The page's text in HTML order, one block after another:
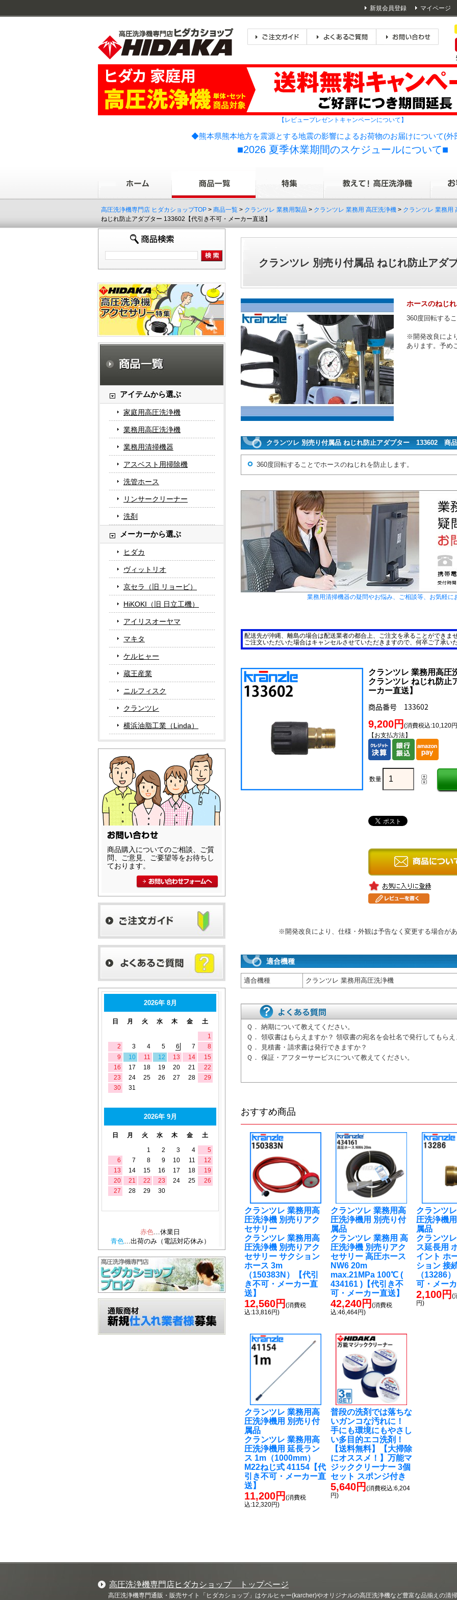
新規会員登録 マイページ
【レビュープレゼントキャンペーンについて】
◆熊本県熊本地方を震源とする地震の影響によるお荷物のお届けについて(
■2026 夏季休業期間のスケジュールについて■
高圧洗浄機専門店 ヒダカショップTOP > 商品一覧 > クランツレ 業務用製品 > クランツレ 業務用 高圧洗浄機 > クランツレ 業務用
ねじれ防止アダプター 133602【代引き不可・メーカー直送】
アイテムから選ぶ
家庭用高圧洗浄機
業務用高圧洗浄機
業務用清掃機器
アスベスト用掃除機
洗管ホース
リンサークリーナー
洗剤
メーカーから選ぶ
ヒダカ
ヴィットリオ
京セラ（旧 リョービ）
HiKOKI（旧 日立工機）
アイリスオーヤマ
マキタ
ケルヒャー
蔵王産業
ニルフィスク
クランツレ
横浜油脂工業（Linda）
商品購入についてのご相談、ご質
問、ご意見、ご要望等をお待ちし
ております。
クランツレ 別売り付属品 ねじれ防止アダ
ホースのねじ
360度回転する
※開発改良によ
あります。予め
クランツレ 別売り付属品 ねじれ防止アダプター 133602 商
360度回転することでホースのねじれを防止します。
業務用清掃機器の疑問やお悩み、ご相談等、お気軽に
配送先が沖縄、離島の場合は配送業者の都合上、ご注文を承ることができま
ご注文いただいた場合はキャンセルさせていただきますので、何卒ご了承い
クランツレ 業務用高圧
クランツレ ねじれ防止
ーカー直送】
商品番号 133602
9,200円 (消費税込:10,120
【お支払方法】
数量
※開発改良により、仕様・外観は予告なく変更する場合が
適合機種
適合機種 クランツレ 業務用高圧洗浄機
Ｑ． 納期について教えてください。
Ｑ． 領収書はもらえますか？ 領収書の宛名を会社名で発行してもら
Ｑ．
見積書・請求書は発行できますか？
Ｑ． 保証・アフターサービスについて教えてください。
おすすめ商品
クランツレ 業務用高
圧洗浄機 別売りアク
セサリー
クランツレ 業務用高
圧洗浄機 別売りアク
セサリー サクション
ホース 3m
（150383N）【代引
き不可・メーカー直
送】
12,560円(消費税
込:13,816円)
クランツレ 業務用高
圧洗浄機用 別売り付
属品
クランツレ 業務用 高
圧洗浄機 別売りアク
セサリー 高圧ホース
NW6 20m
max.21MPa 100℃ (
434161 )【代引き不
可・メーカー直送】
42,240円 (消費税
込:46,464円)
クランツ
圧洗浄機
属品
クランツ
ス延長用
イント ホ
ション 接
（13286
可・メー
2,100円(
円)
クランツレ 業務用高
圧洗浄機用 別売り付
属品
クランツレ 業務用高
圧洗浄機用 延長ラン
ス 1m（1000mm）
M22ねじ式 41154【代
引き不可・メーカー直
送】
11,200円(消費税
込:12,320円)
普段の洗剤では落ちな
いガンコな汚れに！
手にも環境にもやさし
い多目的エコ洗剤！
【送料無料】【大掃除
にオススメ！】万能マ
ジッククリーナー 3個
セット スポンジ付き
5,640円 (消費税込:6,204
円)
高圧洗浄機専門店ヒダカショップ トップページ
高圧洗浄機専門通販・販売サイト「ヒダカショップ」はケルヒャー(karcher)やオリジナルの高圧洗浄機など豊富な品揃えの清